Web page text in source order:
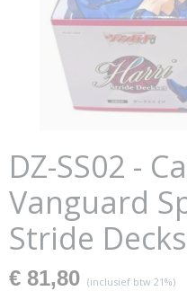
DZ-SS02 -
Vanguard
Stride
€ 81,80 (inclusief btw 21%)